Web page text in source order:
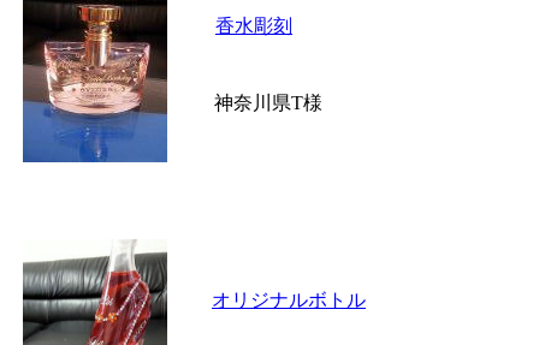
オリジナルボトル
香水彫刻
神奈川県T様